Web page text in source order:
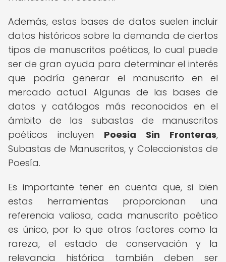
Además, estas bases de datos suelen incluir
datos históricos sobre la demanda de ciertos
tipos de manuscritos poéticos, lo cual puede
ser de gran ayuda para determinar el interés
que podría generar el manuscrito en el
mercado actual. Algunas de las bases de
datos y catálogos más reconocidos en el
ámbito de las subastas de manuscritos
poéticos incluyen Poesia Sin Fronteras,
Subastas de Manuscritos, y Coleccionistas de
Poesía.
Es importante tener en cuenta que, si bien
estas herramientas proporcionan una
referencia valiosa, cada manuscrito poético
es único, por lo que otros factores como la
rareza, el estado de conservación y la
relevancia histórica también deben ser